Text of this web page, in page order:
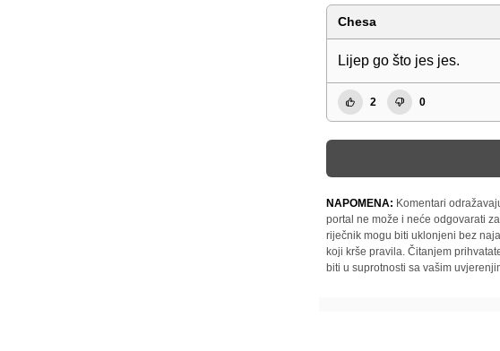
Chesa
Lijep go što jes jes.
2 0
NAPOMENA: Komentari
portal ne može i neće odgovarati
riječnik mogu biti uklonjeni bez
koji krše pravila. Čitanjem
biti u suprotnosti sa vašim